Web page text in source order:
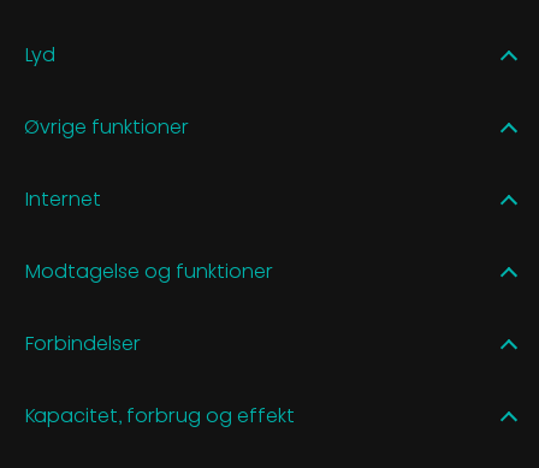
Lyd
Øvrige funktioner
Internet
Modtagelse og funktioner
Forbindelser
Kapacitet, forbrug og effekt